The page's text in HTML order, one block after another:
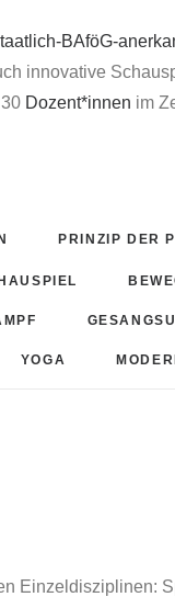
BAföG-
innovative
Dozent*innen im
PRINZIP DER
YOGA
Einzeldisziplinen: